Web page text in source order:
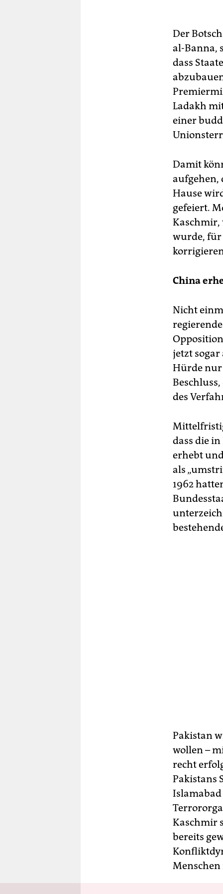
Der
al-Banna,
dass
Ladakh
einer
Damit
aufgehen,
Hause
gefeiert.
Kaschmir,
wurde, für
China
Nicht
jetzt
Hürde nur
des
dass die
erhebt
als
1962
Pakistan
wollen –
recht
Pakistans
Kaschmir
bereits